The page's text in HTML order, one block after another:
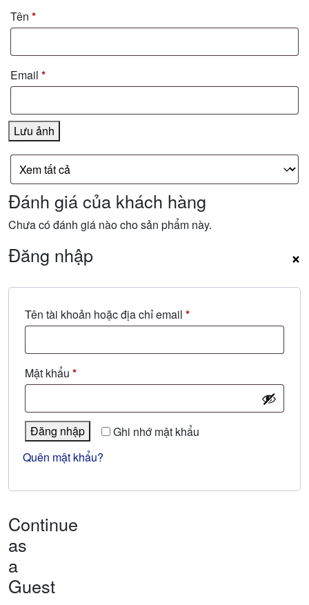
Tên *
Email *
Lưu ảnh
Đánh giá của khách hàng
Chưa có đánh giá nào cho sản phẩm này.
×
Đăng nhập
Tên tài khoản hoặc địa chỉ email *Bắt
Mật khẩu *Bắt
Ghi nhớ mật khẩu
Đăng nhập
Quên mật khẩu?
Continue
as
a
Guest